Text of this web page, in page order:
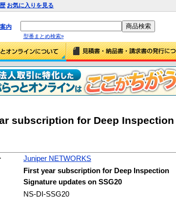
お気に入りを見る
内
型番まとめ検索»
subscription for Deep
Juniper NETWORKS
First year subscription for Deep Inspection
Signature updates on SSG20
NS-DI-SSG20